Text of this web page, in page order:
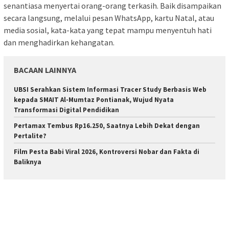
senantiasa menyertai orang-orang terkasih. Baik disampaikan
secara langsung, melalui pesan WhatsApp, kartu Natal, atau
media sosial, kata-kata yang tepat mampu menyentuh hati
dan menghadirkan kehangatan.
BACAAN LAINNYA
UBSI Serahkan Sistem Informasi Tracer Study Berbasis Web
kepada SMAIT Al-Mumtaz Pontianak, Wujud Nyata
Transformasi Digital Pendidikan
Pertamax Tembus Rp16.250, Saatnya Lebih Dekat dengan
Pertalite?
Film Pesta Babi Viral 2026, Kontroversi Nobar dan Fakta di
Baliknya